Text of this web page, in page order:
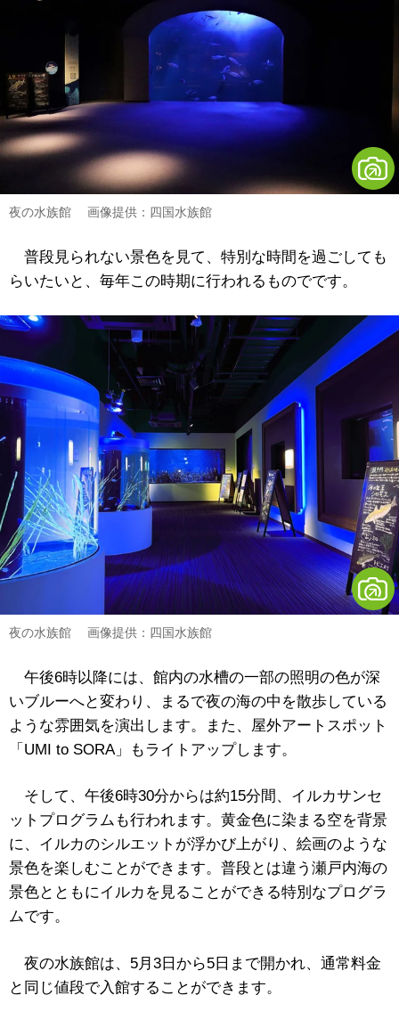
夜の水族館 画像提供：四国水族館
普段見られない景色を見て、特別な時間を過ごしても
らいたいと、毎年この時期に行われるものでです。
夜の水族館 画像提供：四国水族館
午後6時以降には、館内の水槽の一部の照明の色が深
いブルーへと変わり、まるで夜の海の中を散歩している
ような雰囲気を演出します。また、屋外アートスポット
「UMI to SORA」もライトアップします。
そして、午後6時30分からは約15分間、イルカサンセ
ットプログラムも行われます。黄金色に染まる空を背景
に、イルカのシルエットが浮かび上がり、絵画のような
景色を楽しむことができます。普段とは違う瀬戸内海の
景色とともにイルカを見ることができる特別なプログラ
ムです。
夜の水族館は、5月3日から5日まで開かれ、通常料金
と同じ値段で入館することができます。